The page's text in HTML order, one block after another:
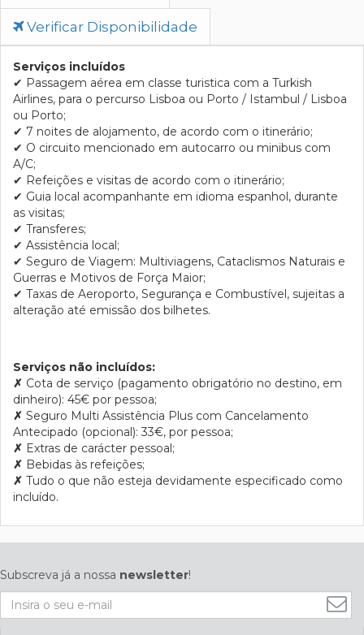
Verificar Disponibilidade
Serviços incluídos
✔ Passagem aérea em classe turistica com a Turkish
Airlines, para o percurso Lisboa ou Porto / Istambul / Lisboa
ou Porto;
✔ 7 noites de alojamento, de acordo com o itinerário;
✔ O circuito mencionado em autocarro ou minibus com
A/C;
✔ Refeições e visitas de acordo com o itinerário;
✔ Guia local acompanhante em idioma espanhol, durante
as visitas;
✔ Transferes;
✔ Assistência local;
✔ Seguro de Viagem: Multiviagens, Cataclismos Naturais e
Guerras e Motivos de Força Maior;
✔ Taxas de Aeroporto, Segurança e Combustível, sujeitas a
alteração até emissão dos bilhetes.
Serviços não incluídos:
✗ Cota de serviço (pagamento obrigatório no destino, em
dinheiro): 45€ por pessoa;
✗ Seguro Multi Assistência Plus com Cancelamento
Antecipado (opcional): 33€, por pessoa;
✗ Extras de carácter pessoal;
✗ Bebidas às refeições;
✗ Tudo o que não esteja devidamente especificado como
incluído.
Subscreva já a nossa newsletter!